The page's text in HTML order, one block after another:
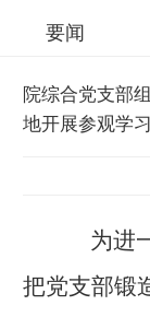
要闻
院综合党支部
地开展参观学习
为进
把党支部锻